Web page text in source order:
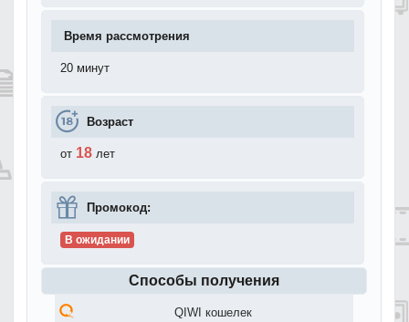
Время рассмотрения
20 минут
Возраст
от 18 лет
Промокод:
В ожидании
Способы получения
QIWI кошелек